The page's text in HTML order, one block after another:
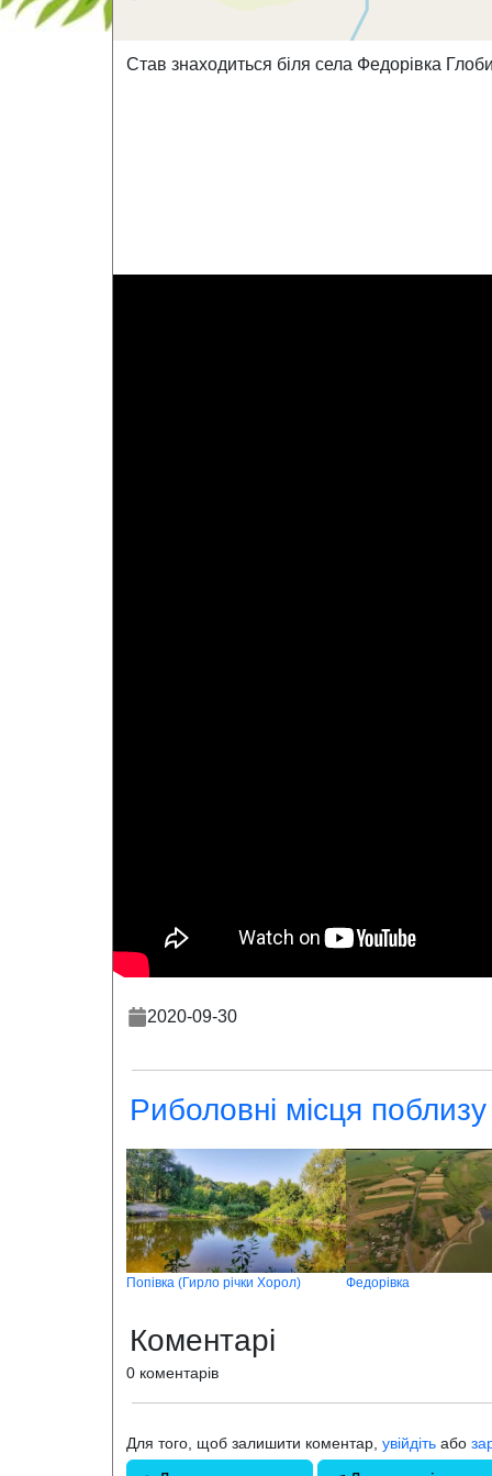
Став знаходиться біля села Федорівка
2020-09-30
Риболовні місця поблизу
Попівка (Гирло річки Хорол) Федорівка
Коментарі
0 коментарів
Для того, щоб залишити коментар, увійдіть або